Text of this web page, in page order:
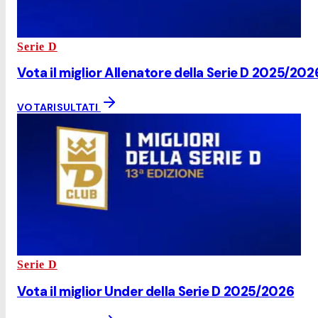
Serie D
Vota il miglior Allenatore della Serie D 2025/
VOTARISULTATI
Serie D
Vota il miglior Under della Serie D 2025/2026